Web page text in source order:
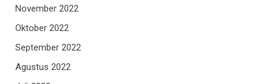
November 2022
Oktober 2022
September 2022
Agustus 2022